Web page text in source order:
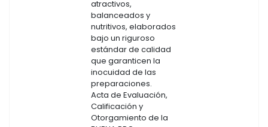
atractivos,
balanceados y
nutritivos, elaborados
bajo un riguroso
estándar de calidad
que garanticen la
inocuidad de las
preparaciones.
Acta de Evaluación,
Calificación y
Otorgamiento de la